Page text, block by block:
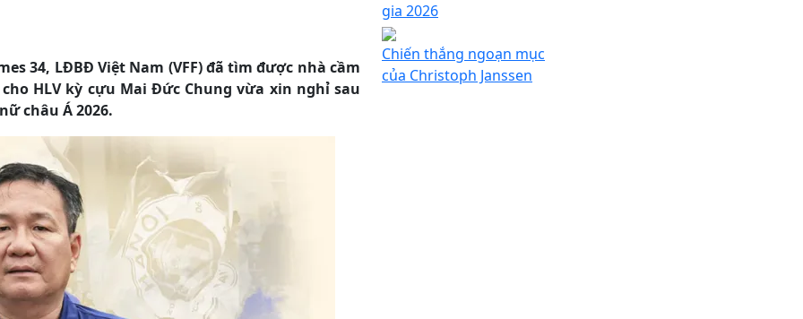
34, LĐBĐ Việt Nam (VFF) đã tìm được nhà cầm
HLV kỳ cựu Mai Đức Chung vừa xin nghỉ sau
châu Á 2026.
gia 2026
Chiến thắng ngoạn mục
của Christoph Janssen